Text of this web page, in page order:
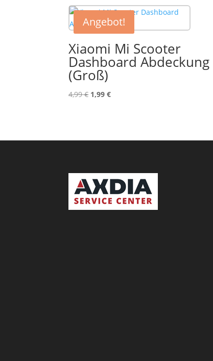
Angebot!
Xiaomi Mi Scooter
Dashboard Abdeckung
(Groß)
4,99€ Ursprünglicher
1,99€Aktueller